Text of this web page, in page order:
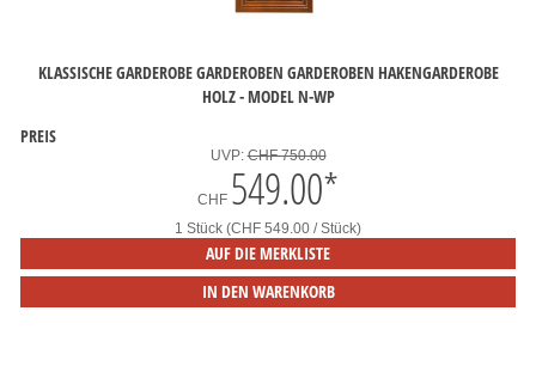
KLASSISCHE GARDEROBE GARDEROBEN GARDEROBEN HAKENGARDEROBE
HOLZ - MODEL N-WP
PREIS
UVP:CHF 750.00
CHF 549.00*
1 Stück (CHF 549.00 / Stück)
AUF DIE MERKLISTE
IN DEN WARENKORB